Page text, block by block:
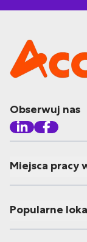
Obserwuj nas
Miejsca pracy
Popularne